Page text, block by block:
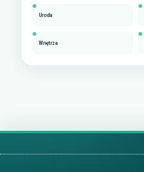
Uroda
Wnętrza